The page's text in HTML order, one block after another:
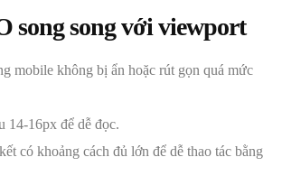
song song với viewport
mobile không bị ẩn hoặc rút gọn quá mức
14-16px để dễ đọc.
có khoảng cách đủ lớn để dễ thao tác bằng